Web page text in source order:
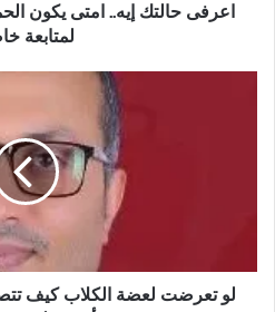
ك
اعرفى حالتك إيه.. امتى يكون
لمتابعة
ع
لو تعرضت لعضة الكلاب كيف